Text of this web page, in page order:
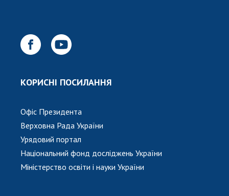
МЕДІА ПРО НАС
АКАДЕМІЯ КОМЕНТУЄ
КАБІНЕТ
КОРИСНІ ПОСИЛАННЯ
Офіс Президента
Верховна Рада України
Урядовий портал
Національний фонд досліджень України
Міністерство освіти і науки України